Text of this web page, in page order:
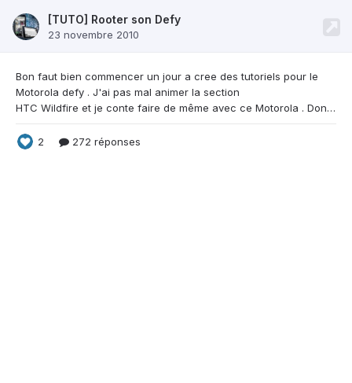
[TUTO] Rooter son Defy
23 novembre 2010
Bon faut bien commencer un jour a cree destutoriels pour le
Motorola defy . J'ai pas mal animer la section
HTC Wildfire et je conte faire de même avec ce Motorola . Donc cette section va servir pour avoir des retours et des résolutions de probleme si il y en a , puis pour informer les personnes qui souhait rooter leurs Motorola . Qu'est-ce que le root? Le root est la première étape a franchir si ont veut un minimum bidouiller son téléphone , il consiste a passer outre le blocage normalement
2 272 réponses